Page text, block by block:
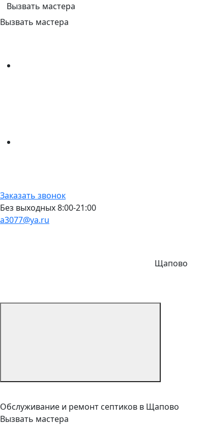
Вызвать мастера
Вызвать мастера
Заказать звонок
Без выходных 8:00-21:00
a3077@ya.ru
Щапово
Обслуживание и ремонт септиков в Щапово
Вызвать мастера